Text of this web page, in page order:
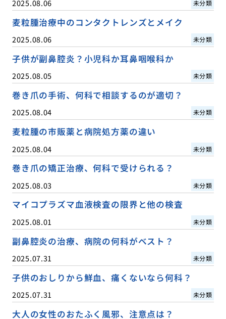
2025.08.06 未分類
麦粒腫治療中のコンタクトレンズとメイク
2025.08.06 未分類
子供が副鼻腔炎？小児科か耳鼻咽喉科か
2025.08.05 未分類
巻き爪の手術、何科で相談するのが適切？
2025.08.04 未分類
麦粒腫の市販薬と病院処方薬の違い
2025.08.04 未分類
巻き爪の矯正治療、何科で受けられる？
2025.08.03 未分類
マイコプラズマ血液検査の限界と他の検査
2025.08.01 未分類
副鼻腔炎の治療、病院の何科がベスト？
2025.07.31 未分類
子供のおしりから鮮血、痛くないなら何科？
2025.07.31 未分類
大人の女性のおたふく風邪、注意点は？